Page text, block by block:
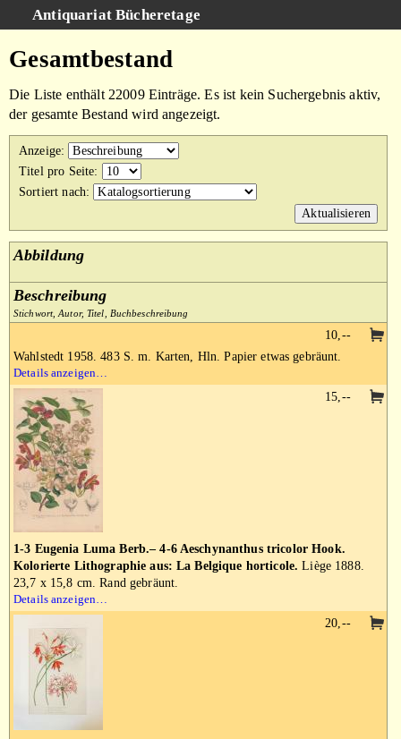
Antiquariat Bücheretage
Gesamtbestand
Warenkorb
AGB
Gesamtbestand
Die Liste enthält 22009 Einträge. Es ist kein Suchergebnis aktiv,
der gesamte Bestand wird angezeigt.
Anzeige:
Titel pro Seite:
Sortiert nach:
Abbildung
Beschreibung
Stichwort, Autor, Titel, Buchbeschreibung
Wahlstedt 1958. 483 S. m. Karten, Hln. Papier etwas gebräunt.
Details anzeigen…
10,--
1-3 Eugenia Luma Berb.– 4-6 Aeschynanthus tricolor Hook.
Kolorierte Lithographie aus: La Belgique horticole. Liège 1888.
23,7 x 15,8 cm. Rand gebräunt.
Details anzeigen…
15,--
20,--